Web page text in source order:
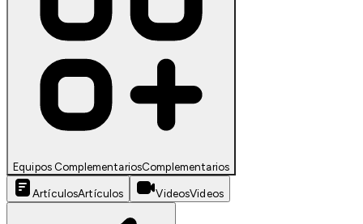
Equipos ComplementariosComplementarios
ArtículosArtículos VideosVideos